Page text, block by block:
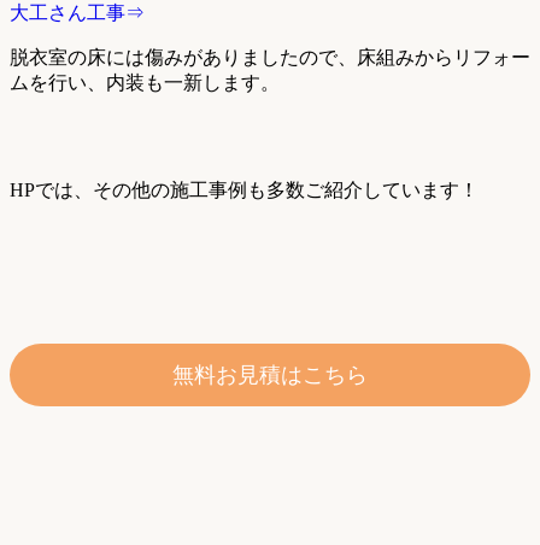
大工さん工事⇒
脱衣室の床には傷みがありましたので、床組みからリフォー
ムを行い、内装も一新します。
HPでは、その他の施工事例も多数ご紹介しています！
無料お見積はこちら